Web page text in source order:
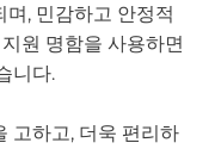
, 민감하고 안정적
원 명함을 사용하면
니다.
고하고, 더욱 편리하